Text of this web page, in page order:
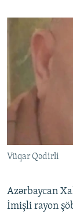
Vüqar Qədirli
Azərbaycan
İmişli rayon